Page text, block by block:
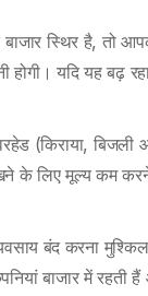
बाजार स्थिर है, तो
होगी। यदि यह बढ़
(किराया, बिजली
के लिए मूल्य कम
बंद करना
बाजार में रहती